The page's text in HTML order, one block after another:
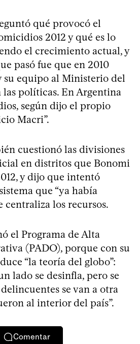
qué provocó el
2012 y qué es lo
el crecimiento actual, y
pasó fue que en 2010
su equipo al Ministerio del
políticas. En Argentina
según dijo el propio
Macri”.
cuestionó las divisiones
en distritos que Bonomi
y dijo que intentó
que “ya había
centraliza los recursos.
el Programa de Alta
(PADO), porque con su
“la teoría del globo”:
lado se desinfla, pero se
se van a otra
al interior del país”.
Comentar